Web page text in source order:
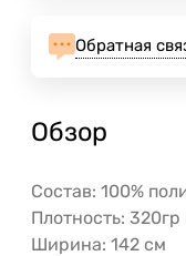
Обратная
Обзор
Состав: 100%
Плотность: 320гр
Ширина: 142 см